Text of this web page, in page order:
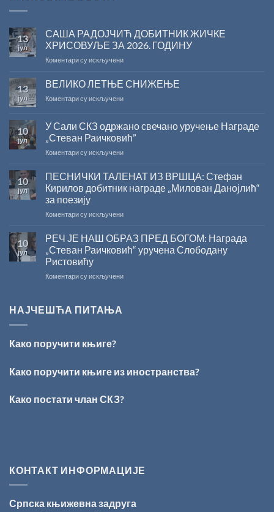
13
јул
САША РАДОЈЧИЋ ДОБИТНИК ЖИЧКЕ
ХРИСОВУЉЕ ЗА 2026. ГОДИНУ
Коментари су искљученина
РАДОЈЧИЋ
ЖИЧКЕ
2026.
ГОДИНУ
13
јул
ВЕЛИКО ЛЕТЊЕ СНИЖЕЊЕ
Коментари су искљученина
СНИЖЕЊЕ
10
јул
У Сали СКЗ одржано свечано уручење Награде
„Стеван Раичковић”
Коментари су искљученина
Сали
одржано
уручење
„Стеван
Раичковић”
10
јул
ПЕСНИЧКИ ТАЛЕНАТ ИЗ ВРШЦА: Стефан
Кирилов добитник награде „Милован Данојлић“
за поезију
Коментари су искљученина
ТАЛЕНАТ
ИЗ
ВРШЦА:
Кирилов
10
јул
РЕЧ ЈЕ НАШ ОБРАЗ ПРЕД БОГОМ: Награда
„Стеван Раичковић“ уручена Слободану
Ристовићу
Коментари су искљученина
Раичковић“
Ристовићу
НАЈЧЕШЋА ПИТАЊА
Како поручити књиге?
Како поручити књиге из иностранства?
Како постати члан СКЗ?
КОНТАКТ ИНФОРМАЦИЈЕ
Српска књижевна задруга